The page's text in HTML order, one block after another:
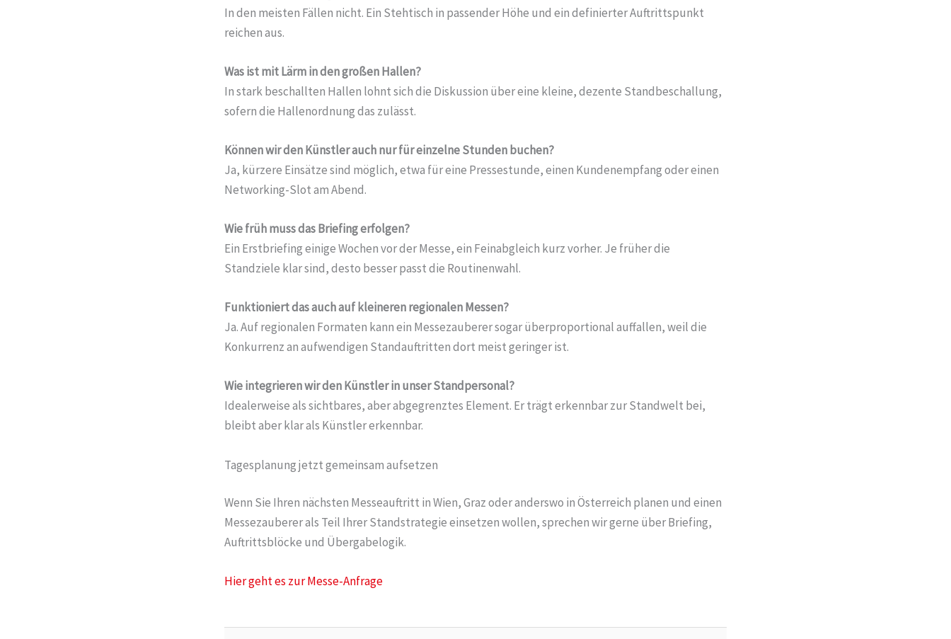
In den meisten Fällen nicht. Ein Stehtisch in passender Höhe und ein definierter Auftrittspunkt
reichen aus.
Was ist mit Lärm in den großen Hallen?
In stark beschallten Hallen lohnt sich die Diskussion über eine kleine, dezente Standbeschallung,
sofern die Hallenordnung das zulässt.
Können wir den Künstler auch nur für einzelne Stunden buchen?
Ja, kürzere Einsätze sind möglich, etwa für eine Pressestunde, einen Kundenempfang oder einen
Networking-Slot am Abend.
Wie früh muss das Briefing erfolgen?
Ein Erstbriefing einige Wochen vor der Messe, ein Feinabgleich kurz vorher. Je früher die
Standziele klar sind, desto besser passt die Routinenwahl.
Funktioniert das auch auf kleineren regionalen Messen?
Ja. Auf regionalen Formaten kann ein Messezauberer sogar überproportional auffallen, weil die
Konkurrenz an aufwendigen Standauftritten dort meist geringer ist.
Wie integrieren wir den Künstler in unser Standpersonal?
Idealerweise als sichtbares, aber abgegrenztes Element. Er trägt erkennbar zur Standwelt bei,
bleibt aber klar als Künstler erkennbar.
Tagesplanung jetzt gemeinsam aufsetzen
Wenn Sie Ihren nächsten Messeauftritt in Wien, Graz oder anderswo in Österreich planen und einen
Messezauberer als Teil Ihrer Standstrategie einsetzen wollen, sprechen wir gerne über Briefing,
Auftrittsblöcke und Übergabelogik.
Hier geht es zur Messe-Anfrage